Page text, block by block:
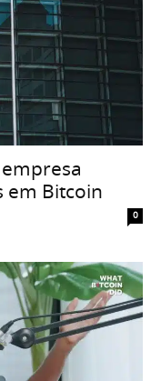
em Bitcoin
0